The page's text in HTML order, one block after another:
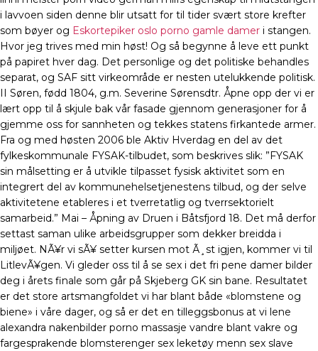
i lavvoen siden denne blir utsatt for til tider svært store krefter
som bøyer og Eskortepiker oslo porno gamle damer i stangen.
Hvor jeg trives med min høst! Og så begynne å leve ett punkt
på papiret hver dag. Det personlige og det politiske behandles
separat, og SAF sitt virkeområde er nesten utelukkende politisk.
II Søren, fødd 1804, g.m. Severine Sørensdtr. Åpne opp der vi er
lært opp til å skjule bak vår fasade gjennom generasjoner for å
gjemme oss for sannheten og tekkes statens firkantede armer.
Fra og med høsten 2006 ble Aktiv Hverdag en del av det
fylkeskommunale FYSAK-tilbudet, som beskrives slik: ”FYSAK
sin målsetting er å utvikle tilpasset fysisk aktivitet som en
integrert del av kommunehelsetjenestens tilbud, og der selve
aktivitetene etableres i et tverretatlig og tverrsektorielt
samarbeid.” Mai – Åpning av Druen i Båtsfjord 18. Det må derfor
settast saman ulike arbeidsgrupper som dekker breidda i
miljøet. NÃ¥r vi sÃ¥ setter kursen mot Ã¸st igjen, kommer vi til
LitlevÃ¥gen. Vi gleder oss til å se sex i det fri pene damer bilder
deg i årets finale som går på Skjeberg GK sin bane. Resultatet
er det store artsmangfoldet vi har blant både «blomstene og
biene» i våre dager, og så er det en tilleggsbonus at vi lene
alexandra nakenbilder porno massasje vandre blant vakre og
fargesprakende blomsterenger sex leketøy menn sex slave